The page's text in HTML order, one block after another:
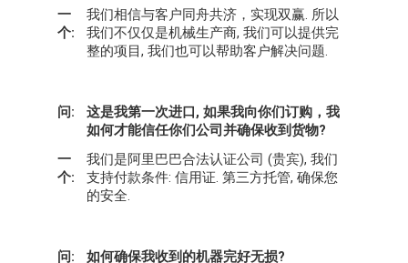
一
个:
我们相信与客户同舟共济，实现双赢. 所以
我们不仅仅是机械生产商, 我们可以提供完
整的项目, 我们也可以帮助客户解决问题.
问:
这是我第一次进口, 如果我向你们订购，我
如何才能信任你们公司并确保收到货物?
一
个:
我们是阿里巴巴合法认证公司 (贵宾), 我们
支持付款条件: 信用证. 第三方托管, 确保您
的安全.
问:
如何确保我收到的机器完好无损?